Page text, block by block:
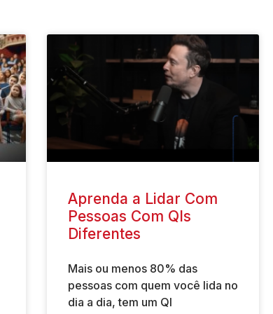
Aprenda a Lidar Com
Pessoas Com QIs
Diferentes
Mais ou menos 80% das
pessoas com quem você lida no
dia a dia, tem um QI